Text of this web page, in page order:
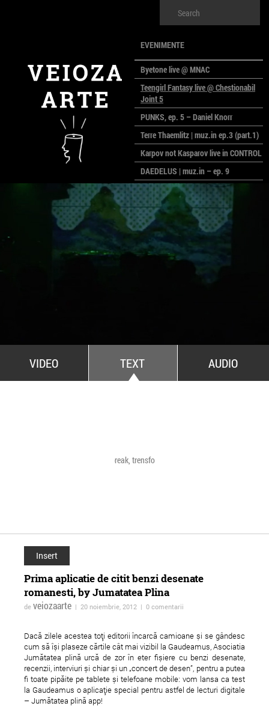
EVENIMENTE
Byetone live @ MNAC
Teengirl Fantasy live @ Chestionabil
Joint 5
PUNKS, ep. 5 – Daniel Knorr
Terre Thaemlitz | muz.in ep.3 (part.1)
Karpov not Kasparov live in CONTROL
DAEDELUS | muz.in – ep. 9
LALELE, LALELE – prima premieră a
anului la MACAZ
CinePOLSKA – filme poloneze la
București
PEOPLE OF ROMANIA se lansează la
galeria Simeza
All Stars For Outernational
VIDEO TEXT AUDIO
Have a break, trensformers
ForTheWin - turneu in
reteaua spatiilor
independente
Adrian Schiop
tabuurile in noul
"Soldatii. Poveste
Insert
Prima aplicatie de citit benzi desenate
romanesti, by Jumatatea Plina
de veiozaarte | 20 noiembrie, 2012 | 0 comentarii
Dacă zilele acestea toți editorii încarcă camioane și se gândesc
cum să își plaseze cărtile cât mai vizibil la Gaudeamus, Asociatia
Jumătatea plină urcă de zor în eter fișiere cu benzi desenate,
recenzii, interviuri și chiar și un „concert de desen”, pentru a putea
fi toate pipăite pe tablete și telefoane mobile: vom lansa ca test
la Gaudeamus o aplicație special pentru astfel de lecturi digitale
– Jumătatea plină app!